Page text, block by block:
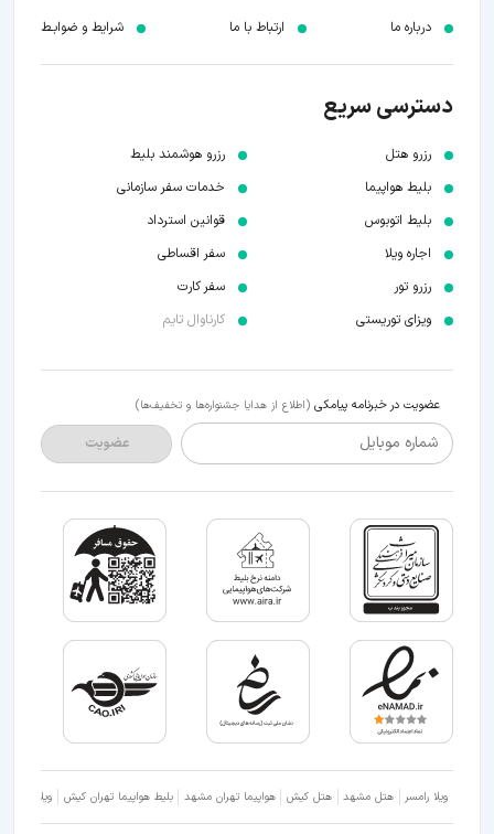
درباره ما ارتباط با ما شرایط و ضوابـط
دسترسی سریع
رزرو هتل
بلیط هواپیما
بلیط اتوبوس
اجاره ویلا
رزرو تور
ویزای توریستی
رزرو هوشمند بلیط
خدمات سفر سازمانی
قوانین استرداد
سفر اقساطی
سفر کارت
کارناوال تایم
عضویت در خبرنامه پیامکی (اطلاع از هدایا جشنواره‌ها و تخفیف‌ها)
شماره موبایل عضویت
ویلا رامسر هتل مشهد هتل کیش هواپیما تهران مشهد بلیط هواپیما تهران کیش ویلا شمال